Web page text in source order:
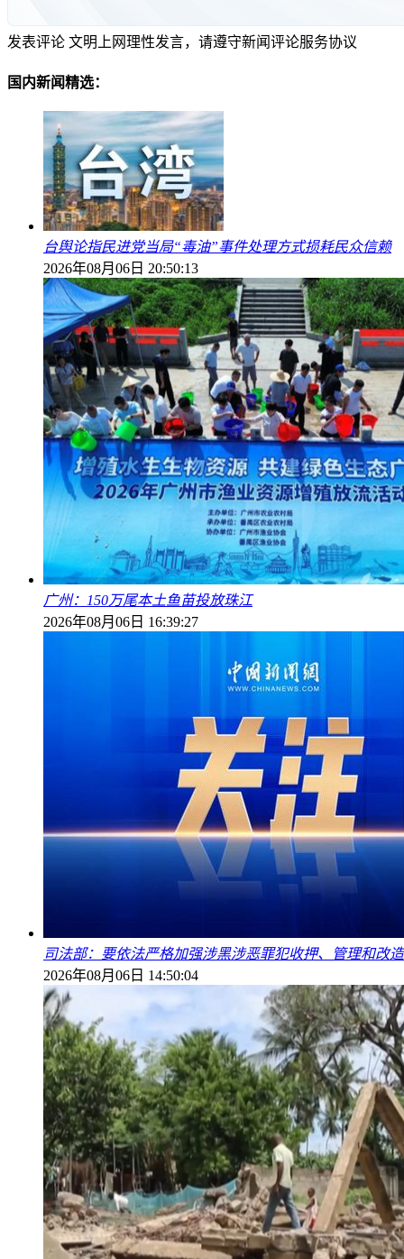
发表评论 文明上网理性发言，请遵守新闻评论服务协议
国内新闻精选：
台舆论指民进党当局“毒油”事件处理方式损耗民众信赖
2026年08月06日 20:50:13
广州：150万尾本土鱼苗投放珠江
2026年08月06日 16:39:27
司法部：要依法严格加强涉黑涉恶罪犯收押、管理和改造
2026年08月06日 14:50:04